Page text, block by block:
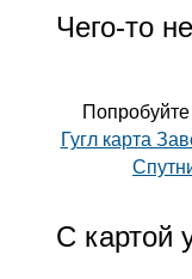
Чего-то
Попробуйте
Гугл карта
С картой